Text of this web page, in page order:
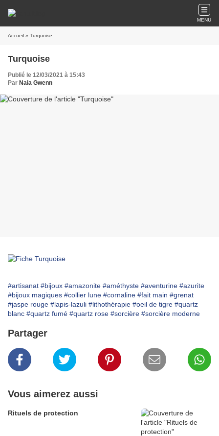
MENU
Accueil » Turquoise
Turquoise
Publié le 12/03/2021 à 15:43
Par Naia Gwenn
#artisanat #bijoux #amazonite #améthyste #aventurine #azurite
#bijoux magiques #collier lune #cornaline #fait main #grenat
#jaspe rouge #lapis-lazuli #lithothérapie #oeil de tigre #quartz
blanc #quartz fumé #quartz rose #sorcière #sorcière moderne
Partager
Vous aimerez aussi
Rituels de protection